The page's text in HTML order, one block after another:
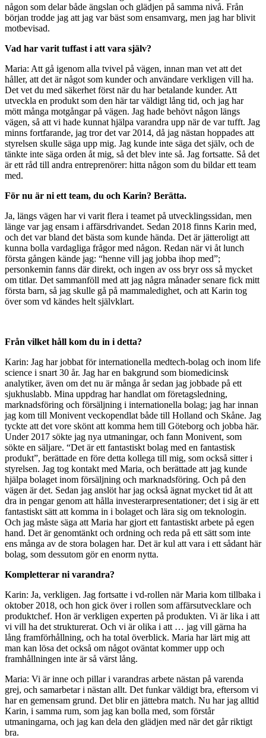
någon som delar både ängslan och glädjen på samma nivå. Från
början trodde jag att jag var bäst som ensamvarg, men jag har blivit
motbevisad.
Vad har varit tuffast i att vara själv?
Maria: Att gå igenom alla tvivel på vägen, innan man vet att det
håller, att det är något som kunder och användare verkligen vill ha.
Det vet du med säkerhet först när du har betalande kunder. Att
utveckla en produkt som den här tar väldigt lång tid, och jag har
mött många motgångar på vägen. Jag hade behövt någon längs
vägen, så att vi hade kunnat hjälpa varandra upp när de var tufft. Jag
minns fortfarande, jag tror det var 2014, då jag nästan hoppades att
styrelsen skulle säga upp mig. Jag kunde inte säga det själv, och de
tänkte inte säga orden åt mig, så det blev inte så. Jag fortsatte. Så det
är ett råd till andra entreprenörer: hitta någon som du bildar ett team
med.
För nu är ni ett team, du och Karin? Berätta.
Ja, längs vägen har vi varit flera i teamet på utvecklingssidan, men
länge var jag ensam i affärsdrivandet. Sedan 2018 finns Karin med,
och det var bland det bästa som kunde hända. Det är jätteroligt att
kunna bolla vardagliga frågor med någon. Redan när vi åt lunch
första gången kände jag: “henne vill jag jobba ihop med”;
personkemin fanns där direkt, och ingen av oss bryr oss så mycket
om titlar. Det sammanföll med att jag några månader senare fick mitt
första barn, så jag skulle gå på mammaledighet, och att Karin tog
över som vd kändes helt självklart.
Från vilket håll kom du in i detta?
Karin: Jag har jobbat för internationella medtech-bolag och inom life
science i snart 30 år. Jag har en bakgrund som biomedicinsk
analytiker, även om det nu är många år sedan jag jobbade på ett
sjukhuslabb. Mina uppdrag har handlat om företagsledning,
marknadsföring och försäljning i internationella bolag; jag har innan
jag kom till Monivent veckopendlat både till Holland och Skåne. Jag
tyckte att det vore skönt att komma hem till Göteborg och jobba här.
Under 2017 sökte jag nya utmaningar, och fann Monivent, som
sökte en säljare. “Det är ett fantastiskt bolag med en fantastisk
produkt”, berättade en före detta kollega till mig, som också sitter i
styrelsen. Jag tog kontakt med Maria, och berättade att jag kunde
hjälpa bolaget inom försäljning och marknadsföring. Och på den
vägen är det. Sedan jag anslöt har jag också ägnat mycket tid åt att
dra in pengar genom att hålla investerarpresentationer; det i sig är ett
fantastiskt sätt att komma in i bolaget och lära sig om teknologin.
Och jag måste säga att Maria har gjort ett fantastiskt arbete på egen
hand. Det är genomtänkt och ordning och reda på ett sätt som inte
ens många av de stora bolagen har. Det är kul att vara i ett sådant här
bolag, som dessutom gör en enorm nytta.
Kompletterar ni varandra?
Karin: Ja, verkligen. Jag fortsatte i vd-rollen när Maria kom tillbaka i
oktober 2018, och hon gick över i rollen som affärsutvecklare och
produktchef. Hon är verkligen experten på produkten. Vi är lika i att
vi vill ha det strukturerat. Och vi är olika i att … jag vill gärna ha
lång framförhållning, och ha total överblick. Maria har lärt mig att
man kan lösa det också om något oväntat kommer upp och
framhållningen inte är så värst lång.
Maria: Vi är inne och pillar i varandras arbete nästan på varenda
grej, och samarbetar i nästan allt. Det funkar väldigt bra, eftersom vi
har en gemensam grund. Det blir en jättebra match. Nu har jag alltid
Karin, i samma rum, som jag kan bolla med, som förstår
utmaningarna, och jag kan dela den glädjen med när det går riktigt
bra.